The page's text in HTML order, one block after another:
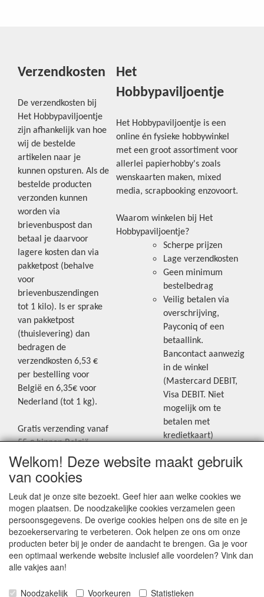
Verzendkosten
De verzendkosten bij
Het Hobbypaviljoentje
zijn afhankelijk van hoe
wij de bestelde
artikelen naar je
kunnen opsturen. Als de
bestelde producten
verzonden kunnen
worden via
brievenbuspost dan
betaal je daarvoor
lagere kosten dan via
pakketpost (behalve
voor
brievenbuszendingen
tot 1 kilo). Is er sprake
van pakketpost
(thuislevering) dan
bedragen de
verzendkosten 6,53 €
per bestelling voor
België en 6,35€ voor
Nederland (tot 1 kg).
Gratis verzending vanaf
55 € binnen België.
Gratis verzending vanaf
65 € naar Nederland.
Levering andere
landen: geen gratis
verzending, portkosten
worden aangerekend.
Zie voor een overzicht
van alle verzendkosten
"Verzendkosten" op de
Het
Hobbypaviljoentje
Het Hobbypaviljoentje is een
online én fysieke hobbywinkel
met een groot assortiment voor
allerlei papierhobby's zoals
wenskaarten maken, mixed
media, scrapbooking enzovoort.
Waarom winkelen bij Het
Hobbypaviljoentje?
Scherpe prijzen
Lage verzendkosten
Geen minimum
bestelbedrag
Veilig betalen via
overschrijving,
Payconiq of een
betaallink.
Bancontact aanwezig
in de winkel
(Mastercard DEBIT,
Visa DEBIT. Niet
mogelijk om te
betalen met
kredietkaart)
Blijf op de hoogte van de laatste
onze Facebookpagina.
Welkom! Deze website maakt gebruik
van cookies
Leuk dat je onze site bezoekt. Geef hier aan welke cookies we
mogen plaatsen. De noodzakelijke cookies verzamelen geen
persoonsgegevens. De overige cookies helpen ons de site en je
bezoekerservaring te verbeteren. Ook helpen ze ons om onze
producten beter bij je onder de aandacht te brengen. Ga je voor
een optimaal werkende website inclusief alle voordelen? Vink dan
alle vakjes aan!
Noodzakelijk Voorkeuren Statistieken